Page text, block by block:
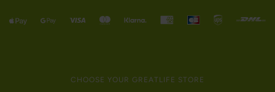
CHOOSE YOUR GREATLIFE STORE